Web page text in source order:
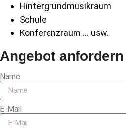
Hintergrundmusikraum
Schule
Konferenzraum … usw.
Angebot anfordern
Name
E-Mail